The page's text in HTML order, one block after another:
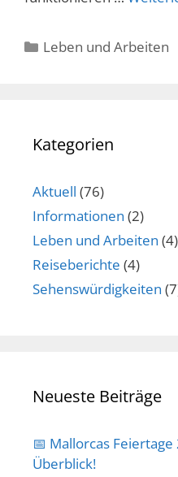
Kategorien
Leben und Arbeiten
Kategorien
Aktuell (76)
Informationen (2)
Leben und Arbeiten (4)
Reiseberichte (4)
Sehenswürdigkeiten
Neueste Beiträge
📅 Mallorcas
Überblick!